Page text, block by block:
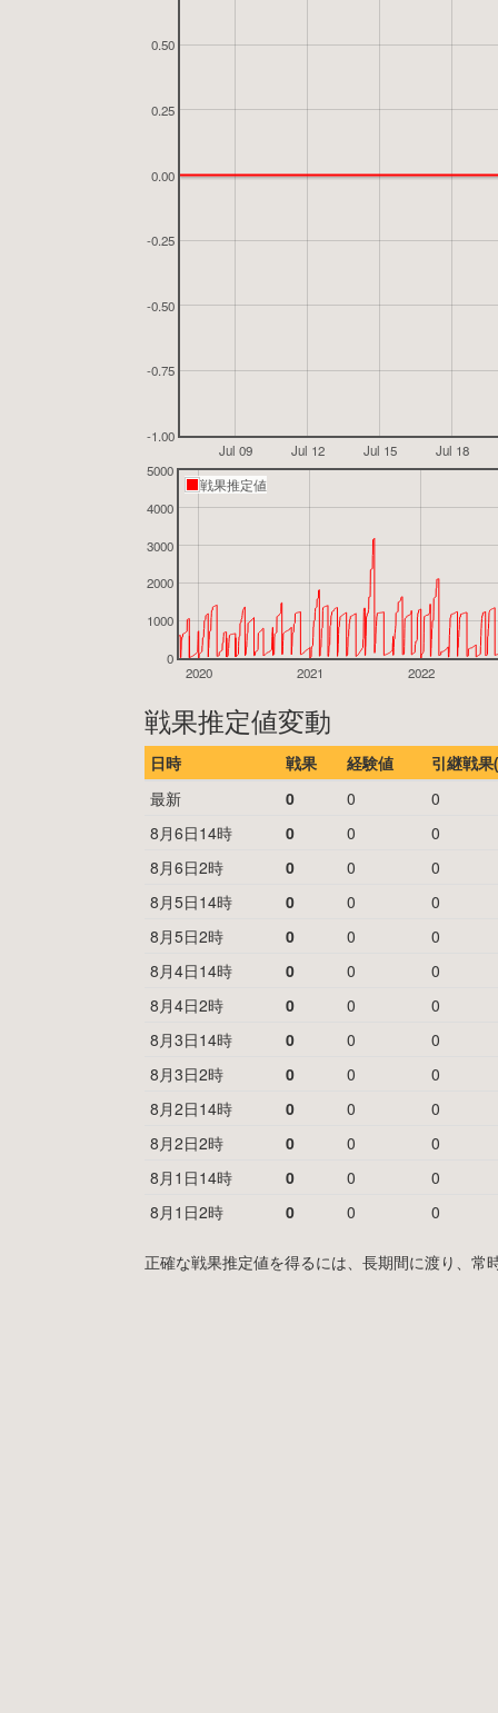
Jul 09 Jul 12 Jul 15 Jul 18
-1.00
-0.75
-0.50
-0.25
0.00
0.25
0.50
2020 2021 2022
0
1000
2000
3000
4000
5000
戦果推定値
戦果推定値変動
日時 戦果 経験値
引継戦
最新
0 0
0
8月6日14時
0 0
0
8月6日2時
0 0
0
8月5日14時
0 0
0
8月5日2時
0 0
0
8月4日14時
0 0
0
8月4日2時
0 0
0
8月3日14時
0 0
0
8月3日2時
0 0
0
8月2日14時
0 0
0
8月2日2時
0 0
0
8月1日14時
0 0
0
8月1日2時
0 0 0
正確な戦果推定値を得るには、長期間に渡り、